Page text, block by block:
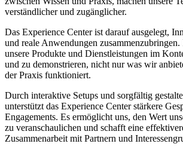
verständlicher und zugänglicher.
Das Experience Center ist darauf ausgelegt,
und reale Anwendungen
unsere Produkte und Dienstleistungen im
und zu demonstrieren, nicht nur was wir
der Praxis funktioniert.
Durch interaktive Setups und sorgfältig
unterstützt das Experience Center stärkere
Engagements. Es ermöglicht uns, den Wert
zu veranschaulichen und schafft eine
Zusammenarbeit mit Partnern und